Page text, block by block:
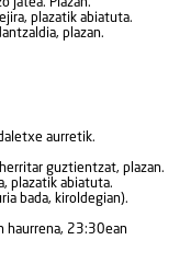
plazatik abiatuta.
plazan.
aurretik.
guztientzat, plazan.
plazatik abiatuta.
bada, kiroldegian).
haurrena, 23:30ean